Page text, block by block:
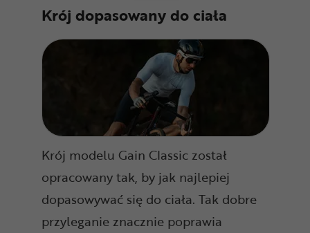
Krój dopasowany do ciała
Krój modelu Gain Classic został
opracowany tak, by jak najlepiej
dopasowywać się do ciała. Tak dobre
przyleganie znacznie poprawia